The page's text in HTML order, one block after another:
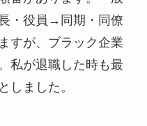
・役員→同期・同僚
すが、ブラック企業
私が退職した時も最
しました。